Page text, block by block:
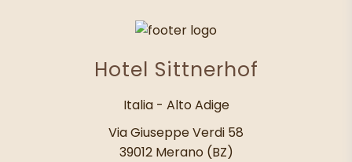
Hotel Sittnerhof
Italia - Alto Adige
Via Giuseppe Verdi 58
39012 Merano (BZ)